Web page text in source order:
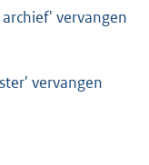
vervangen
vervangen